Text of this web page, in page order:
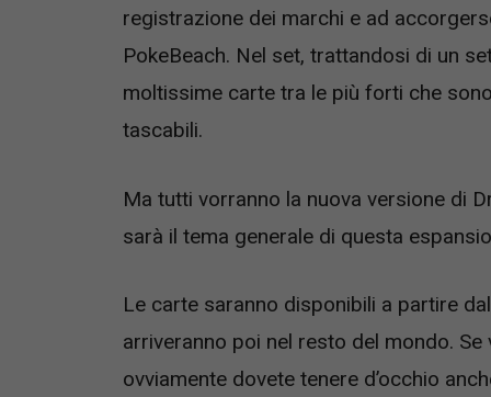
registrazione dei marchi e ad
PokeBeach. Nel set, trattandosi di un
moltissime carte tra le più forti che
tascabili.
Ma tutti vorranno la nuova versione di
sarà il tema generale di questa
Le carte saranno disponibili a partire
arriveranno poi nel resto del mondo.
ovviamente dovete tenere d’occhio